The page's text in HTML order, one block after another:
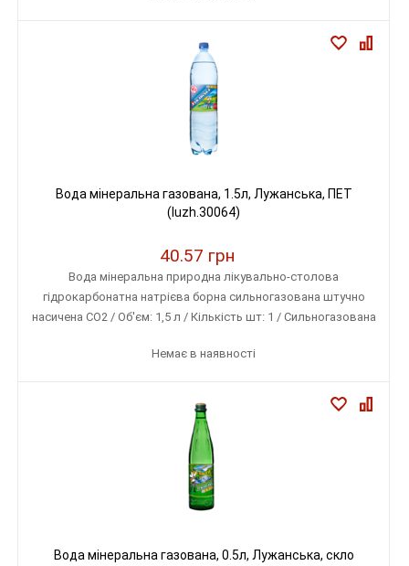
Вода мінеральна газована, 1.5л, Лужанська, ПЕТ
(luzh.30064)
40.57 грн
Вода мінеральна природна лікувально-столова
гідрокарбонатна натрієва борна сильногазована штучно
насичена СО2 / Об'єм: 1,5 л / Кількість шт: 1 / Сильногазована
Немає в наявності
Вода мінеральна газована, 0.5л, Лужанська, скло